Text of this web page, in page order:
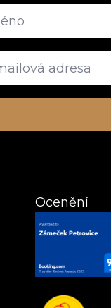
Ocenění